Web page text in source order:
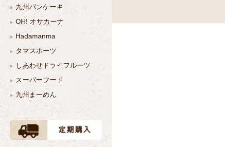
九州パンケーキ
OH! オサカーナ
Hadamanma
タマスポーツ
しあわせドライフルーツ
スーパーフード
九州まーめん